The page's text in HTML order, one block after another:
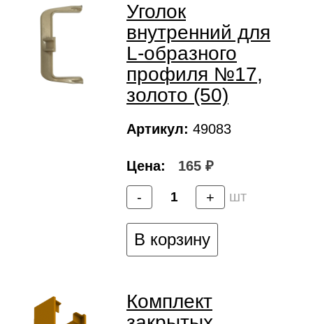
Уголок
внутренний для
L-образного
профиля №17,
золото (50)
Артикул: 49083
Цена: 165 ₽
- + шт
В корзину
Комплект